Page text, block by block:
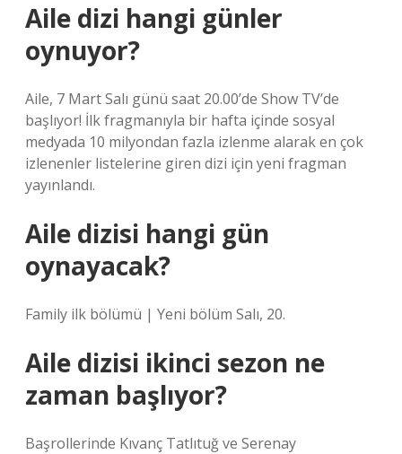
Aile dizi hangi günler
oynuyor?
Aile, 7 Mart Salı günü saat 20.00’de Show TV’de
başlıyor! İlk fragmanıyla bir hafta içinde sosyal
medyada 10 milyondan fazla izlenme alarak en çok
izlenenler listelerine giren dizi için yeni fragman
yayınlandı.
Aile dizisi hangi gün
oynayacak?
Family ilk bölümü | Yeni bölüm Salı, 20.
Aile dizisi ikinci sezon ne
zaman başlıyor?
Başrollerinde Kıvanç Tatlıtuğ ve Serenay